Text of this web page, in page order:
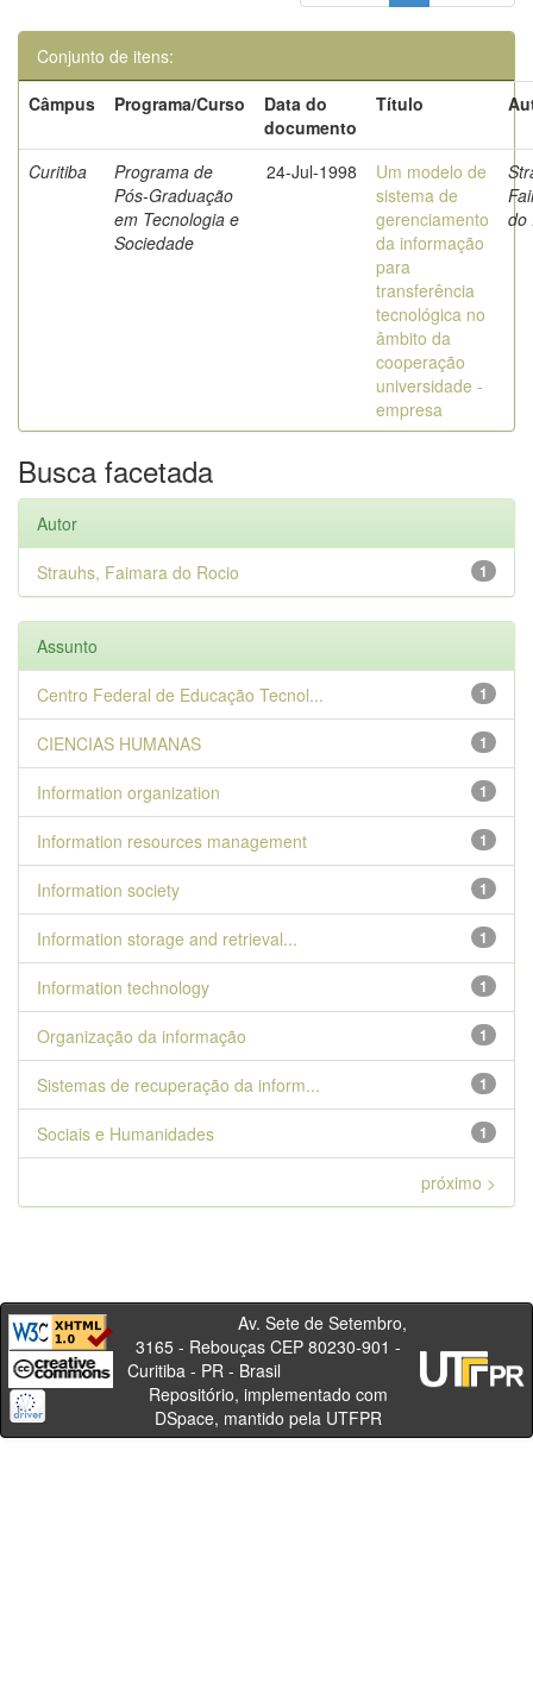
Conjunto de itens:
Câmpus
Programa/Curso
Data do
documento
Título
Curitiba
Programa de
Pós-Graduação
em Tecnologia e
Sociedade
24-Jul-1998
Um modelo de
sistema de
gerenciamento
da informação
para
transferência
tecnológica no
âmbito da
cooperação
universidade -
empresa
do
Busca facetada
Autor
1
Strauhs, Faimara do Rocio
Assunto
1
Centro Federal de Educação Tecnol...
1
CIENCIAS HUMANAS
1
Information organization
1
Information resources management
1
Information society
1
Information storage and retrieval...
1
Information technology
1
Organização da informação
1
Sistemas de recuperação da inform...
1
Sociais e Humanidades
próximo >
Av. Sete de Setembro,
3165 - Rebouças CEP 80230-901 -
Curitiba - PR - Brasil
Repositório, implementado com
DSpace, mantido pela UTFPR